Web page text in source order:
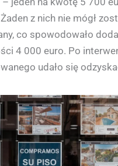
z nich nie mógł
co spowodowało
4 000 euro. Po
udało się